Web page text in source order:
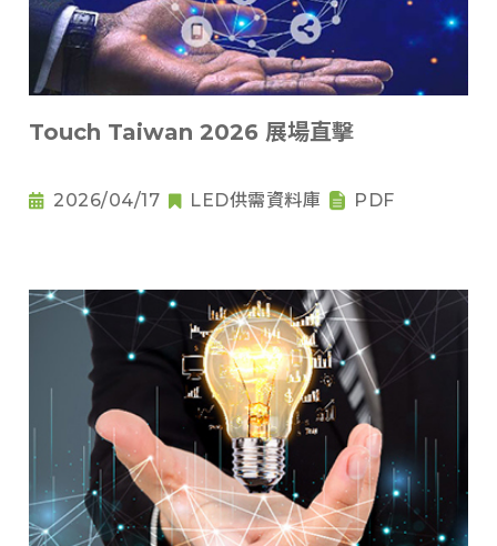
Touch Taiwan 2026 展場直擊
2026/04/17 LED供需資料庫 PDF